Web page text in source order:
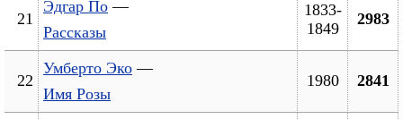
21
Эдгар По —
Рассказы
1833-
1849
2983
22
Умберто Эко —
Имя Розы
1980 2841